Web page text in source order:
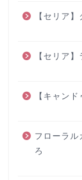
【セリア
【セリア
【キャン
フローラル
ろ